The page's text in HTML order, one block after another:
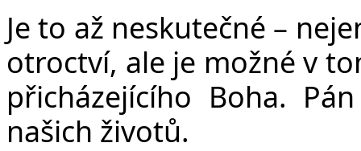
Je to až neskutečné –
otroctví, ale je možné v
přicházejícího Boha.
našich životů.